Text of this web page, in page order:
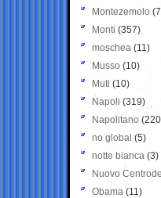
Montezemolo
Monti (357)
moschea (11)
Musso (10)
Muti (10)
Napoli (319)
Napolitano
no global (5)
notte bianca (3)
Nuovo
Obama (11)